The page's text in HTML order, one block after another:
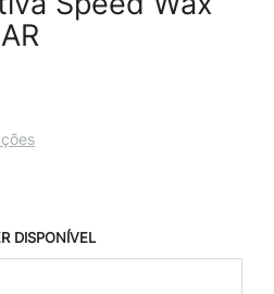
DISPONÍVEL